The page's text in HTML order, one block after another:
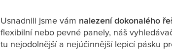
Usnadnili jsme vám nalezení dokonalého
flexibilní nebo pevné panely, náš
tu nejodolnější a nejúčinnější lepicí pásku